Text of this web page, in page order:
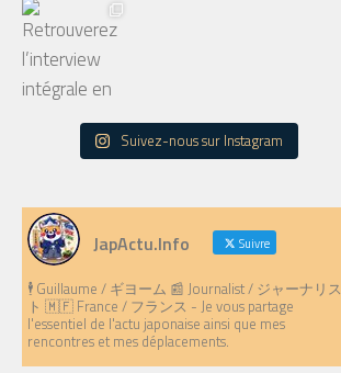
Suivez-nous sur Instagram
JapActu.Info Suivre
🕴️ Guillaume / ギヨーム 📰 Journalist / ジャーナリス
ト 🇲🇫 France / フランス - Je vous partage
l'essentiel de l'actu japonaise ainsi que mes
rencontres et mes déplacements.